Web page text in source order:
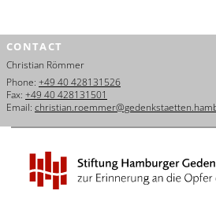
Dansk
Español
Italiano
CONTACT
Christian Römmer
Phone: +49 40 428131526
Fax: +49 40 428131501
Email: